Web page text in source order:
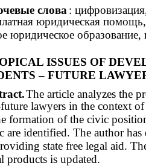
слова :
юридическая помощь,
юридическое
ISSUES OF
– FUTURE
The article analyzes the
lawyers in the context
formation of the civic
are identified. The author
state free legal aid.
products is updated.